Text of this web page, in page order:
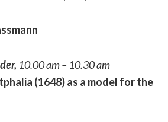
10.00 am – 10.30 am
(1648) as a model for the